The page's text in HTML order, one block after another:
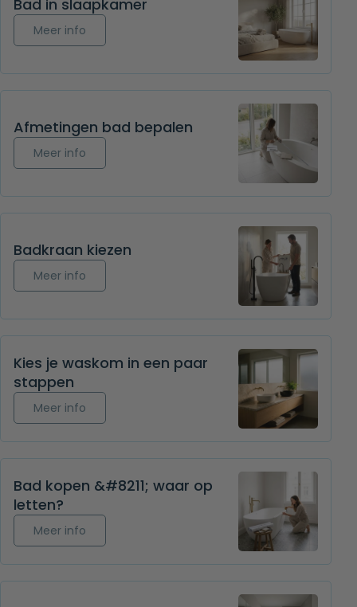
Bad in slaapkamer
Meer info Meer info over Bad in slaapkamer
Afmetingen bad bepalen
Meer info Meer info over Afmetingen bad bepalen
Badkraan kiezen
Meer info Meer info over Badkraan kiezen
Kies je waskom in een paar
stappen
Meer info Meer info over Kies je waskom in een paar
Bad kopen &#8211; waar op
letten?
Meer info Meer info over Bad kopen &#8211; waar op